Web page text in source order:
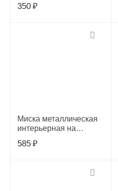
"Лофт", 0,45л,
350 ₽
Миска металлическая
интерьерная на
утяжеленная "Гранж",
585 ₽